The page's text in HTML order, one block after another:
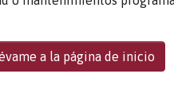
a la página de inicio